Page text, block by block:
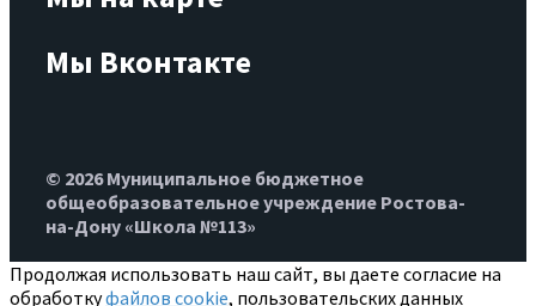
Мы Вконтакте
© 2026 Муниципальное бюджетное
общеобразовательное учреждение Ростова-
на-Дону «Школа №113»
Продолжая использовать наш сайт, вы даете согласие на
обработкуфайлов cookie, пользовательских данных